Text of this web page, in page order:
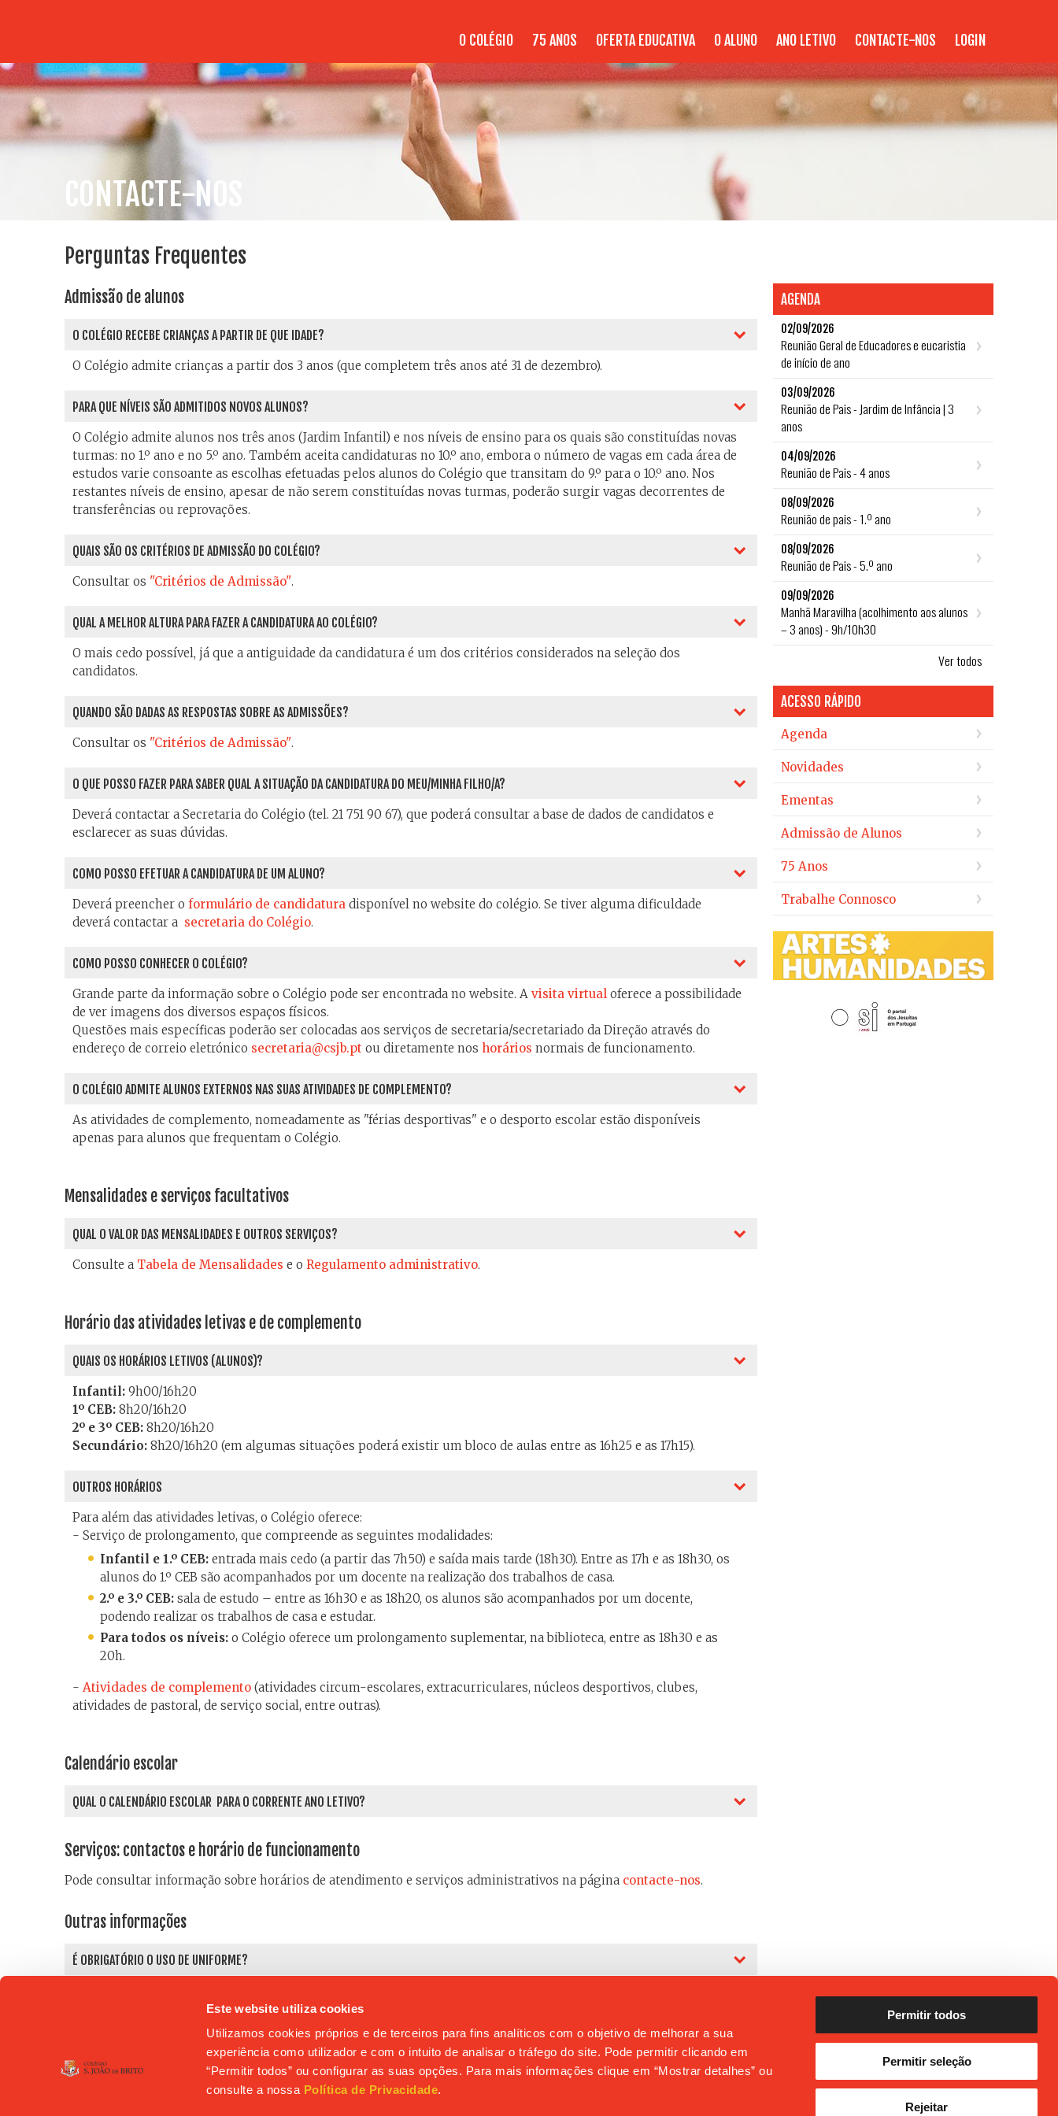
Este website utiliza cookies
Utilizamos cookies próprios e de terceiros para fins analíticos com o objetivo de melhorar a sua
experiência como utilizador e com o intuito de analisar o tráfego do site. Pode permitir clicando em
“Permitir todos” ou configurar as suas opções. Para mais informações clique em “Mostrar detalhes” ou
consulte a nossa Política de Privacidade.
Permitir todos
Permitir seleção
Rejeitar
O COLÉGIO 75 ANOS OFERTA EDUCATIVA O ALUNO ANO LETIVO CONTACTE-NOS LOGIN
CONTACTE-NOS
Perguntas Frequentes
Admissão de alunos
O COLÉGIO RECEBE CRIANÇAS A PARTIR DE QUE IDADE?
O Colégio admite crianças a partir dos 3 anos (que completem três anos até 31 de dezembro).
PARA QUE NÍVEIS SÃO ADMITIDOS NOVOS ALUNOS?
O Colégio admite alunos nos três anos (Jardim Infantil) e nos níveis de ensino para os quais são constituídas novas
turmas: no 1.º ano e no 5.º ano. Também aceita candidaturas no 10.º ano, embora o número de vagas em cada área de
estudos varie consoante as escolhas efetuadas pelos alunos do Colégio que transitam do 9.º para o 10.º ano. Nos
restantes níveis de ensino, apesar de não serem constituídas novas turmas, poderão surgir vagas decorrentes de
transferências ou reprovações.
QUAIS SÃO OS CRITÉRIOS DE ADMISSÃO DO COLÉGIO?
Consultar os "Critérios de Admissão".
QUAL A MELHOR ALTURA PARA FAZER A CANDIDATURA AO COLÉGIO?
O mais cedo possível, já que a antiguidade da candidatura é um dos critérios considerados na seleção dos
candidatos.
QUANDO SÃO DADAS AS RESPOSTAS SOBRE AS ADMISSÕES?
Consultar os "Critérios de Admissão".
O QUE POSSO FAZER PARA SABER QUAL A SITUAÇÃO DA CANDIDATURA DO MEU/MINHA FILHO/A?
Deverá contactar a Secretaria do Colégio (tel. 21 751 90 67), que poderá consultar a base de dados de candidatos e
esclarecer as suas dúvidas.
COMO POSSO EFETUAR A CANDIDATURA DE UM ALUNO?
Deverá preencher o formulário de candidaturadisponível no website do colégio. Se tiver alguma dificuldade
deverá contactar a secretaria do Colégio.
COMO POSSO CONHECER O COLÉGIO?
Grande parte da informação sobre o Colégio pode ser encontrada no website. A visita virtualoferece a possibilidade
de ver imagens dos diversos espaços físicos.
Questões mais específicas poderão ser colocadas aos serviços de secretaria/secretariado da Direção através do
endereço de correio eletrónico secretaria@csjb.pt ou diretamente nos horários normais de funcionamento.
O COLÉGIO ADMITE ALUNOS EXTERNOS NAS SUAS ATIVIDADES DE COMPLEMENTO?
As atividades de complemento, nomeadamente as "férias desportivas" e o desporto escolar estão disponíveis
apenas para alunos que frequentam o Colégio.
Mensalidades e serviços facultativos
QUAL O VALOR DAS MENSALIDADES E OUTROS SERVIÇOS?
Consulte a Tabela de Mensalidades e o Regulamento administrativo.
Horário das atividades letivas e de complemento
QUAIS OS HORÁRIOS LETIVOS (ALUNOS)?
Infantil:9h00/16h20
1º CEB:8h20/16h20
2º e 3º CEB:8h20/16h20
Secundário:8h20/16h20 (em algumas situações poderá existir um bloco de aulas entre as 16h25 e as 17h15).
OUTROS HORÁRIOS
Para além das atividades letivas, o Colégio oferece:
- Serviço de prolongamento, que compreende as seguintes modalidades:
Infantil e 1.º CEB:entrada mais cedo (a partir das 7h50) e saída mais tarde (18h30). Entre as 17h e as 18h30, os
alunos do 1.º CEB são acompanhados por um docente na realização dos trabalhos de casa.
2.º e 3.º CEB:sala de estudo – entre as 16h30 e as 18h20, os alunos são acompanhados por um docente,
podendo realizar os trabalhos de casa e estudar.
Para todos os níveis:o Colégio oferece um prolongamento suplementar, na biblioteca, entre as 18h30 e as
20h.
- Atividades de complemento(atividades circum-escolares, extracurriculares, núcleos desportivos, clubes,
atividades de pastoral, de serviço social, entre outras).
Calendário escolar
QUAL O CALENDÁRIO ESCOLAR PARA O CORRENTE ANO LETIVO?
Serviços: contactos e horário de funcionamento
Pode consultar informação sobre horários de atendimento e serviços administrativos na página contacte-nos.
Outras informações
É OBRIGATÓRIO O USO DE UNIFORME?
COMO SE ESTABELECE A COMUNICAÇÃO ESCOLA-FAMÍLIA?
Privilegiamos o uso de uma plataforma eletrónica, através da qual os pais podem consultar informação sobre os
horários, disciplinas, assiduidade, avaliações e comportamento do seu educando e a correspondência por correio
eletrónico, embora os pais possam solicitar entrevistas com os professores ou outros responsáveis, sempre que
AGENDA
02/09/2026
Reunião Geral de Educadores e eucaristia
de início de ano
03/09/2026
Reunião de Pais - Jardim de Infância | 3
anos
04/09/2026
Reunião de Pais - 4 anos
08/09/2026
Reunião de pais - 1.º ano
08/09/2026
Reunião de Pais - 5.º ano
09/09/2026
Manhã Maravilha (acolhimento aos alunos
– 3 anos) - 9h/10h30
Ver todos
ACESSO RÁPIDO
Agenda
Novidades
Ementas
Admissão de Alunos
75 Anos
Trabalhe Connosco